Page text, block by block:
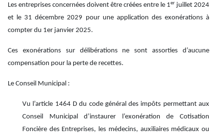
Les entreprises concernées doivent être créées entre le 1er juillet 2024
et le 31 décembre 2029 pour une application des exonérations à
compter du 1er janvier 2025.
Ces exonérations sur délibérations ne sont assorties d’aucune
compensation pour la perte de recettes.
Le Conseil Municipal :
Vu l’article 1464 D du code général des impôts permettant aux
Conseil Municipal d’instaurer l’exonération de Cotisation
Foncière des Entreprises, les médecins, auxiliaires médicaux ou